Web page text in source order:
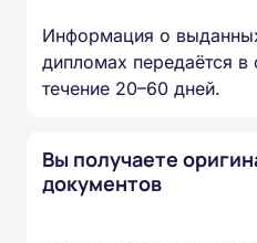
Информация о
дипломах передаётся
течение 20–60 дней.
Вы получаете
документов